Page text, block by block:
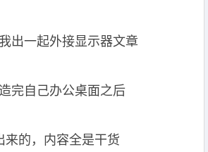
出一起外接显示器文章
完自己办公桌面之后
来的，内容全是干货